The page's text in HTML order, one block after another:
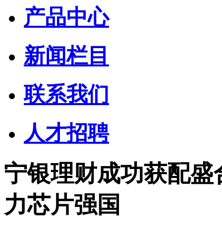
产品中心
新闻栏目
联系我们
人才招聘
宁银理财成功获配
力芯片强国